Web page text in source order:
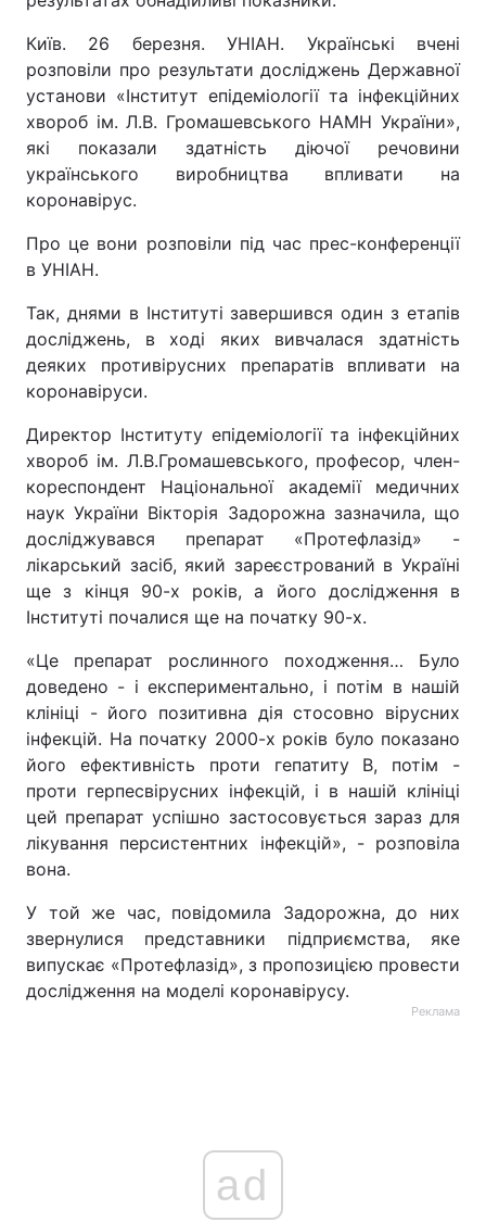
Київ. 26 березня. УНІАН. Українські вчені
розповіли про результати досліджень Державної
установи «Інститут епідеміології та інфекційних
хвороб ім. Л.В. Громашевського НАМН України»,
які показали здатність діючої речовини
українського виробництва впливати на
коронавірус.
Про це вони розповіли під час прес-конференції
в УНІАН.
Так, днями в Інституті завершився один з етапів
досліджень, в ході яких вивчалася здатність
деяких противірусних препаратів впливати на
коронавіруси.
Директор Інституту епідеміології та інфекційних
хвороб ім. Л.В.Громашевського, професор, член-
кореспондент Національної академії медичних
наук України Вікторія Задорожна зазначила, що
досліджувався препарат «Протефлазід» -
лікарський засіб, який зареєстрований в Україні
ще з кінця 90-х років, а його дослідження в
Інституті почалися ще на початку 90-х.
«Це препарат рослинного походження… Було
доведено - і експериментально, і потім в нашій
клініці - його позитивна дія стосовно вірусних
інфекцій. На початку 2000-х років було показано
його ефективність проти гепатиту В, потім -
проти герпесвірусних інфекцій, і в нашій клініці
цей препарат успішно застосовується зараз для
лікування персистентних інфекцій», - розповіла
вона.
У той же час, повідомила Задорожна, до них
звернулися представники підприємства, яке
випускає «Протефлазід», з пропозицією провести
дослідження на моделі коронавірусу.
Реклама
ad